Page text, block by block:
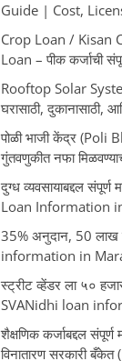
Guide | Cost,
Crop Loan / Kisan
Loan – पीक कर्जाची
Rooftop Solar
घरासाठी, दुकानासाठी,
पोळी भाजी केंद्र (Poli
गुंतवणुकीत नफा
दुग्ध व्यवसायाबद्दल
Loan Information
35% अनुदान, 50 लाख
information in
स्ट्रीट व्हेंडर ला ५०
SVANidhi loan
शैक्षणिक कर्जाबद्दल संपूर्ण
विनातारण सरकारी